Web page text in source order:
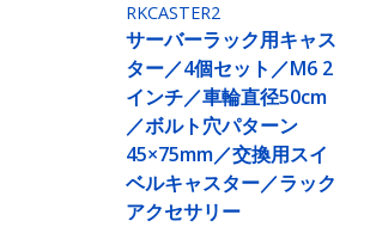
RKCASTER2
サーバーラック用キャス
ター／4個セット／M6 2
インチ／車輪直径50cm
／ボルト穴パターン
45×75mm／交換用スイ
ベルキャスター／ラック
アクセサリー